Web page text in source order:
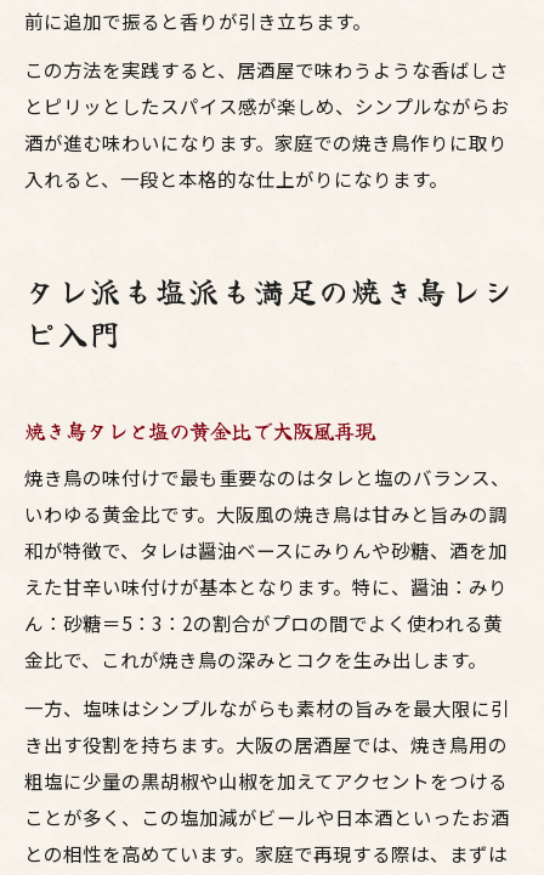
前に追加で振ると香りが引き立ちます。
この方法を実践すると、居酒屋で味わうような香ばしさ
とピリッとしたスパイス感が楽しめ、シンプルながらお
酒が進む味わいになります。家庭での焼き鳥作りに取り
入れると、一段と本格的な仕上がりになります。
タレ派も塩派も満足の焼き鳥レシ
ピ入門
焼き鳥タレと塩の黄金比で大阪風再現
焼き鳥の味付けで最も重要なのはタレと塩のバランス、
いわゆる黄金比です。大阪風の焼き鳥は甘みと旨みの調
和が特徴で、タレは醤油ベースにみりんや砂糖、酒を加
えた甘辛い味付けが基本となります。特に、醤油：みり
ん：砂糖＝5：3：2の割合がプロの間でよく使われる黄
金比で、これが焼き鳥の深みとコクを生み出します。
一方、塩味はシンプルながらも素材の旨みを最大限に引
き出す役割を持ちます。大阪の居酒屋では、焼き鳥用の
粗塩に少量の黒胡椒や山椒を加えてアクセントをつける
ことが多く、この塩加減がビールや日本酒といったお酒
との相性を高めています。家庭で再現する際は、まずは